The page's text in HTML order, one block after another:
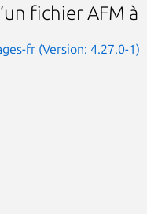
fichier AFM à
fr (Version: 4.27.0-1)